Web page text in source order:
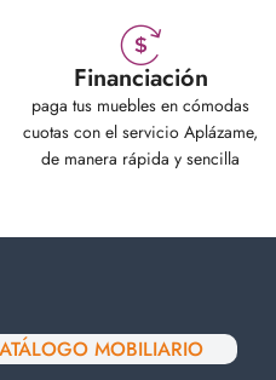
Financiación
paga tus muebles en cómodas
cuotas con el servicio Aplázame,
de manera rápida y sencilla
MOBILIARIO